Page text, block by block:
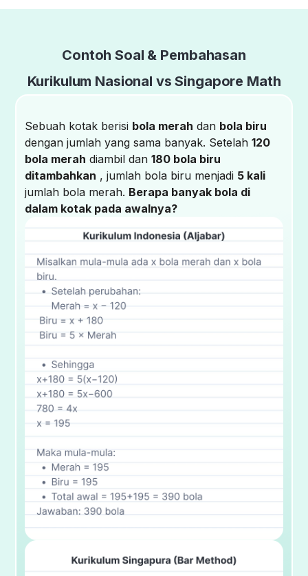
Contoh Soal & Pembahasan
Kurikulum Nasional vs Singapore Math
Sebuah kotak berisi bola merah dan bola biru
dengan jumlah yang sama banyak. Setelah120
bola merah diambil dan180 bola biru
ditambahkan , jumlah bola biru menjadi 5 kali
jumlah bola merah. Berapa banyak bola di
dalam kotak pada awalnya?